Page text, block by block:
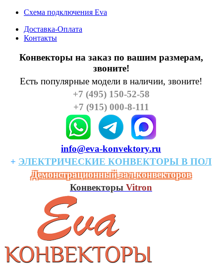
Схема подключения Eva
Доставка-Оплата
Контакты
Конвекторы на заказ по вашим размерам,
звоните!
Есть популярные модели в наличии, звоните!
+7 (495) 150-52-58
+7 (915) 000-8-111
info@eva-konvektory.ru
+ ЭЛЕКТРИЧЕСКИЕ КОHВЕКТОРЫ В ПОЛ
Демонстрационный зал конвекторов
Конвекторы Vitron